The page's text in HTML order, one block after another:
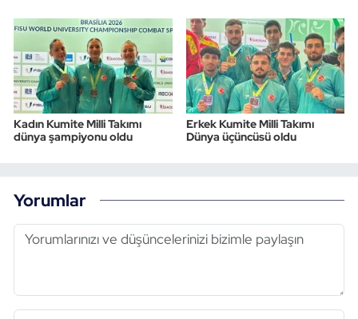
Kadın Kumite Milli Takımı
dünya şampiyonu oldu
Erkek Kumite Milli Takımı
Dünya üçüncüsü oldu
Yorumlar